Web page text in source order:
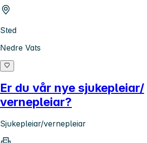
Sted
Nedre Vats
Er du vår nye sjukepleiar/
vernepleiar?
Sjukepleiar/vernepleiar